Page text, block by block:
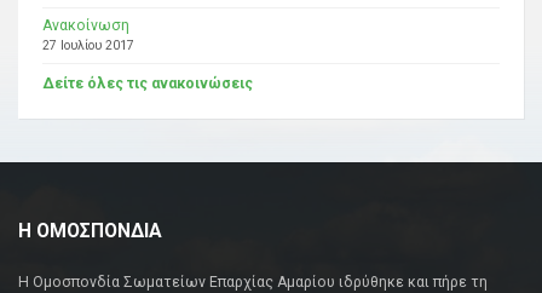
Ανακοίνωση
27 Ιουλίου 2017
Δείτε όλες τις ανακοινώσεις
Η ΟΜΟΣΠΟΝΔΙΑ
Η Ομοσπονδία Σωματείων Επαρχίας Αμαρίου ιδρύθηκε και πήρε τη